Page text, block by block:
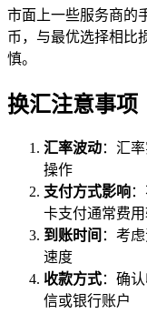
市面上一些服务商的
币，与最优选择相比
慎。
换汇注意事项
汇率波动：汇
操作
支付方式影响
卡支付通常费
到账时间 ：考
速度
收款方式：确
信或银行账户